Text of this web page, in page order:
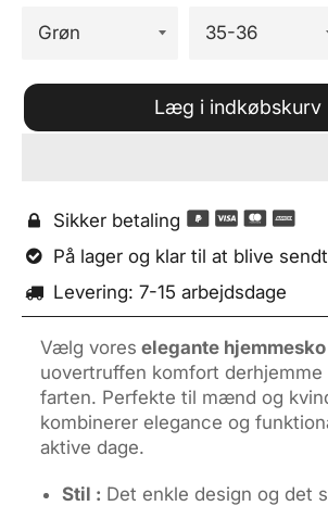
Læg i indkøbskurv
 Sikker betaling
 På lager og klar til at blive sendt
 Levering: 7-15 arbejdsdage
Vælg vores elegante
uovertruffen komfort derhjemme
farten. Perfekte til mænd og
kombinerer elegance og
aktive dage.
Stil : Det enkle design og det